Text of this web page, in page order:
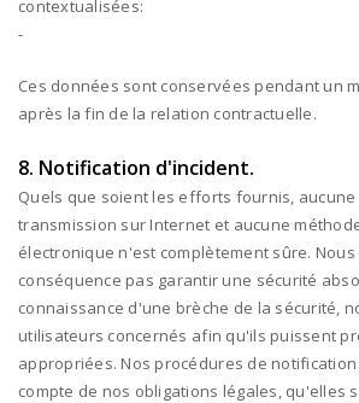
contextualisées:
-
Ces données sont conservées pendant un
après la fin de la relation contractuelle.
8. Notification d'incident.
Quels que soient les efforts fournis,
transmission sur Internet et aucune
électronique n'est complètement sûre.
conséquence pas garantir une sécurité
connaissance d'une brèche de la sécurité,
utilisateurs concernés afin qu'ils puissent
appropriées. Nos procédures de
compte de nos obligations légales, qu'elles